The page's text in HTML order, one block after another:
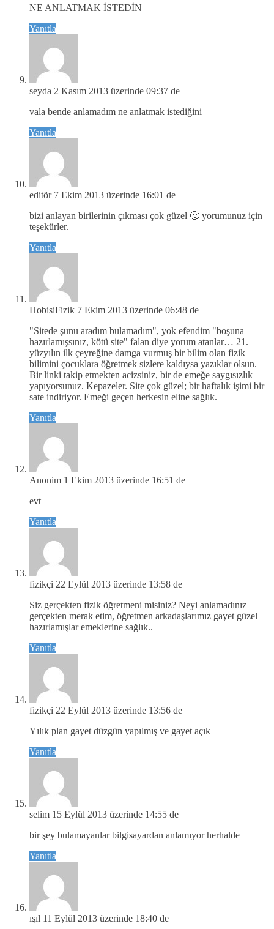
NE ANLATMAK İSTEDİN
Yanıtla
seyda 2 Kasım 2013 üzerinde 09:37 de
vala bende anlamadım ne anlatmak istediğini
Yanıtla
editör 7 Ekim 2013 üzerinde 16:01 de
bizi anlayan birilerinin çıkması çok güzel 🙂 yorumunuz için
teşekürler.
Yanıtla
HobisiFizik 7 Ekim 2013 üzerinde 06:48 de
"Sitede şunu aradım bulamadım", yok efendim "boşuna
hazırlamışsınız, kötü site" falan diye yorum atanlar… 21.
yüzyılın ilk çeyreğine damga vurmuş bir bilim olan fizik
bilimini çocuklara öğretmek sizlere kaldıysa yazıklar olsun.
Bir linki takip etmekten acizsiniz, bir de emeğe saygısızlık
yapıyorsunuz. Kepazeler. Site çok güzel; bir haftalık işimi bir
sate indiriyor. Emeği geçen herkesin eline sağlık.
Yanıtla
Anonim 1 Ekim 2013 üzerinde 16:51 de
evt
Yanıtla
fizikçi 22 Eylül 2013 üzerinde 13:58 de
Siz gerçekten fizik öğretmeni misiniz? Neyi anlamadınız
gerçekten merak etim, öğretmen arkadaşlarımız gayet güzel
hazırlamışlar emeklerine sağlık..
Yanıtla
fizikçi 22 Eylül 2013 üzerinde 13:56 de
Yılık plan gayet düzgün yapılmış ve gayet açık
Yanıtla
selim 15 Eylül 2013 üzerinde 14:55 de
bir şey bulamayanlar bilgisayardan anlamıyor herhalde
Yanıtla
ışıl 11 Eylül 2013 üzerinde 18:40 de